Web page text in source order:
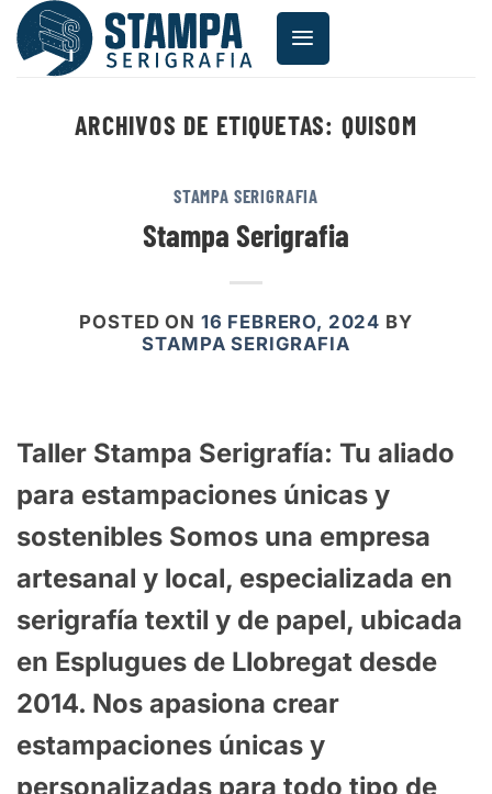
Saltar
al
ARCHIVOS DE ETIQUETAS: QUISOM
STAMPA SERIGRAFIA
Stampa Serigrafia
POSTED ON 16 FEBRERO, 2024 BY
STAMPA SERIGRAFIA
Taller Stampa Serigrafía: Tu aliado
para estampaciones únicas y
sostenibles Somos una empresa
artesanal y local, especializada en
serigrafía textil y de papel, ubicada
en Esplugues de Llobregat desde
2014. Nos apasiona crear
estampaciones únicas y
personalizadas para todo tipo de